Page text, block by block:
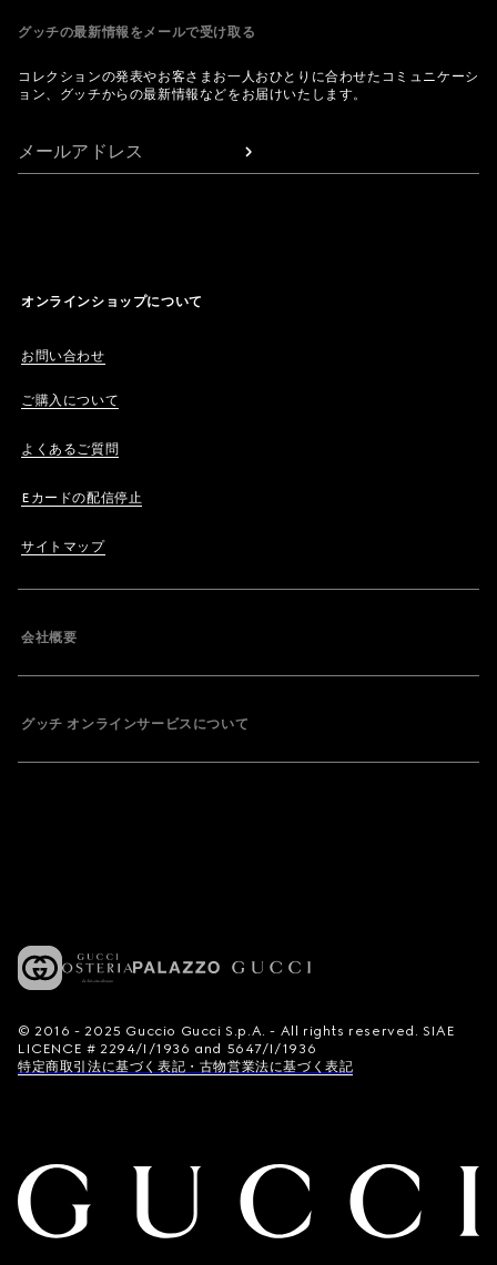
グッチの最新情報をメールで受け取る
コレクションの発表やお客さまお一人おひとりに合わせたコミュニケーシ
ョン、グッチからの最新情報などをお届けいたします。
メールアドレス
オンラインショップについて
お問い合わせ
ご購入について
よくあるご質問
Eカードの配信停止
サイトマップ
会社概要
グッチ オンラインサービスについて
© 2016 - 2025 Guccio Gucci S.p.A. - All rights reserved. SIAE
LICENCE # 2294/I/1936 and 5647/I/1936
特定商取引法に基づく表記・古物営業法に基づく表記